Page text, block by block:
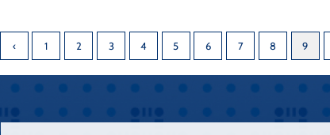
1 2 3 4 5 6 7 8 9